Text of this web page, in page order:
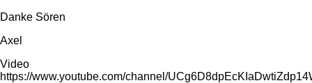
Danke Sören
Axel
Video
https://www.youtube.com/channel/